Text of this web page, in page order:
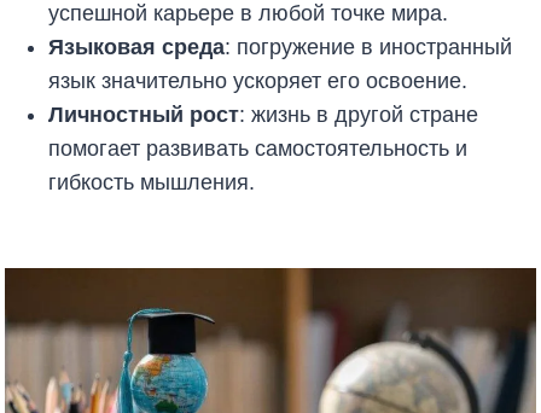
успешной карьере в любой точке мира.
Языковая среда: погружение в иностранный
язык значительно ускоряет его освоение.
Личностный рост: жизнь в другой стране
помогает развивать самостоятельность и
гибкость мышления.